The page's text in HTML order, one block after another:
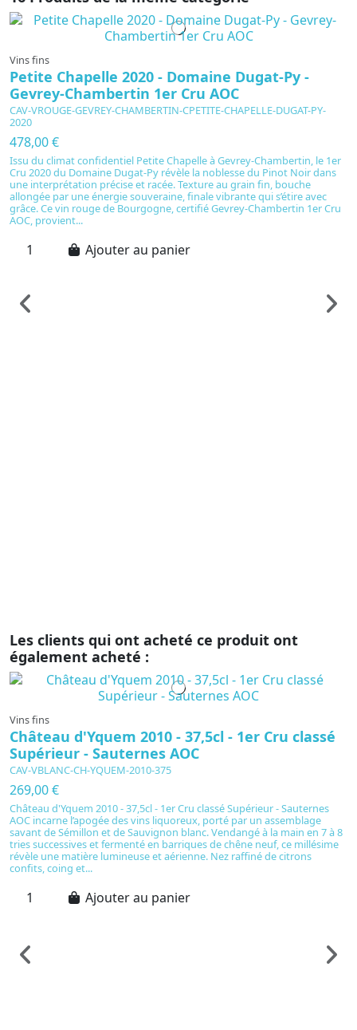
Vins fins
Petite Chapelle 2020 - Domaine Dugat-Py -
Gevrey-Chambertin 1er Cru AOC
CAV-VROUGE-GEVREY-CHAMBERTIN-CPETITE-CHAPELLE-DUGAT-PY-
2020
478,00 €
Issu du climat confidentiel Petite Chapelle à Gevrey-Chambertin, le 1er
Cru 2020 du Domaine Dugat-Py révèle la noblesse du Pinot Noir dans
une interprétation précise et racée. Texture au grain fin, bouche
allongée par une énergie souveraine, finale vibrante qui s’étire avec
grâce. Ce vin rouge de Bourgogne, certifié Gevrey-Chambertin 1er Cru
AOC, provient...
Ajouter au panier
Les clients qui ont acheté ce produit ont
également acheté :
Vins fins
Château d'Yquem 2010 - 37,5cl - 1er Cru classé
Supérieur - Sauternes AOC
CAV-VBLANC-CH-YQUEM-2010-375
269,00 €
Château d'Yquem 2010 - 37,5cl - 1er Cru classé Supérieur - Sauternes
AOC incarne l’apogée des vins liquoreux, porté par un assemblage
savant de Sémillon et de Sauvignon blanc. Vendangé à la main en 7 à 8
tries successives et fermenté en barriques de chêne neuf, ce millésime
révèle une matière lumineuse et aérienne. Nez raffiné de citrons
confits, coing et...
Ajouter au panier